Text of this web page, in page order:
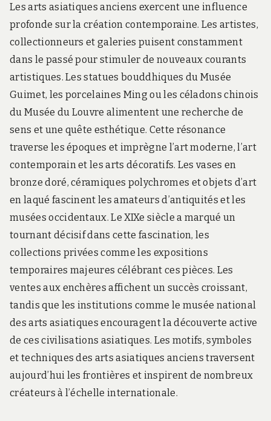
Les arts asiatiques anciens exercent une influence
profonde sur la création contemporaine. Les artistes,
collectionneurs et galeries puisent constamment
dans le passé pour stimuler de nouveaux courants
artistiques. Les statues bouddhiques du Musée
Guimet, les porcelaines Ming ou les céladons chinois
du Musée du Louvre alimentent une recherche de
sens et une quête esthétique. Cette résonance
traverse les époques et imprègne l’art moderne, l’art
contemporain et les arts décoratifs. Les vases en
bronze doré, céramiques polychromes et objets d’art
en laqué fascinent les amateurs d’antiquités et les
musées occidentaux. Le XIXe siècle a marqué un
tournant décisif dans cette fascination, les
collections privées comme les expositions
temporaires majeures célébrant ces pièces. Les
ventes aux enchères affichent un succès croissant,
tandis que les institutions comme le musée national
des arts asiatiques encouragent la découverte active
de ces civilisations asiatiques. Les motifs, symboles
et techniques des arts asiatiques anciens traversent
aujourd’hui les frontières et inspirent de nombreux
créateurs à l’échelle internationale.